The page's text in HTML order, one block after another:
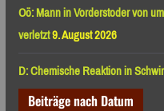
Oö: Mann in Vorderstoder von
verletzt9. August 2026
D: Chemische Reaktion in
Beiträge nach Datum